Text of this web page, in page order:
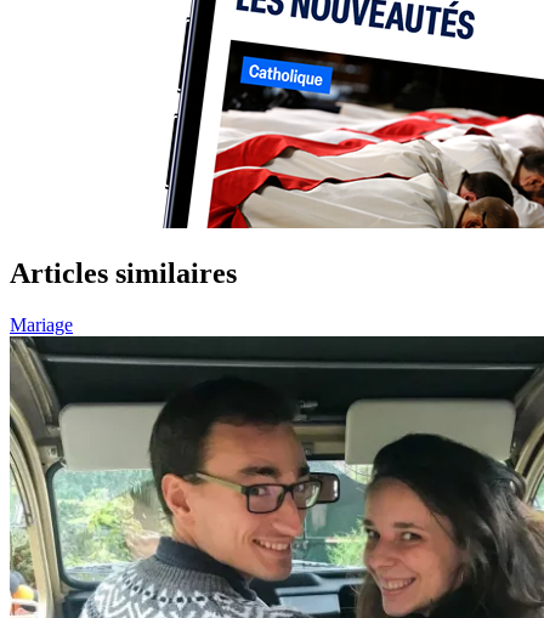
Articles similaires
Mariage